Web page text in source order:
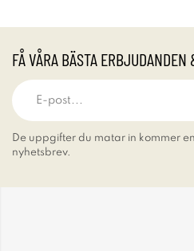
FÅ VÅRA BÄSTA ERBJUDANDEN
De uppgifter du matar in kommer
nyhetsbrev.